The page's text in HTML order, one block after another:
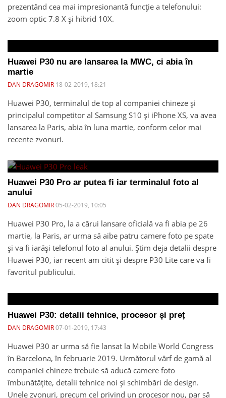
prezentând cea mai impresionantă funcție a telefonului:
zoom optic 7.8 X și hibrid 10X.
Huawei P30 nu are lansarea la MWC, ci abia în
martie
DAN DRAGOMIR 18-02-2019, 18:21
Huawei P30, terminalul de top al companiei chineze și
principalul competitor al Samsung S10 și iPhone XS, va avea
lansarea la Paris, abia în luna martie, conform celor mai
recente zvonuri.
Huawei P30 Pro ar putea fi iar terminalul foto al
anului
DAN DRAGOMIR05-02-2019, 10:05
Huawei P30 Pro, la a cărui lansare oficială va fi abia pe 26
martie, la Paris, ar urma să aibe patru camere foto pe spate
și va fi iarăși telefonul foto al anului. Știm deja detalii despre
Huawei P30, iar recent am citit și despre P30 Lite care va fi
favoritul publicului.
Huawei P30: detalii tehnice, procesor și preț
DAN DRAGOMIR07-01-2019, 17:43
Huawei P30 ar urma să fie lansat la Mobile World Congress
în Barcelona, în februarie 2019. Următorul vârf de gamă al
companiei chineze trebuie să aducă camere foto
îmbunătățite, detalii tehnice noi și schimbări de design.
Unele zvonuri, precum cel privind un procesor nou, par să